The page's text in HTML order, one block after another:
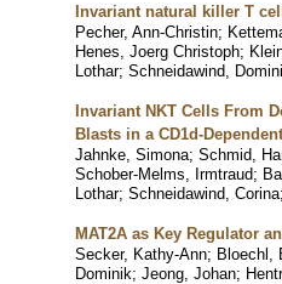
Invariant natural killer T
Pecher, Ann-Christin;
Henes, Joerg Christoph;
Lothar; Schneidawind,
Invariant NKT Cells From
Blasts in a CD1d-
Jahnke, Simona; Schmid,
Schober-Melms, Irmtraud;
Lothar; Schneidawind, Corina
MAT2A as Key Regulator
Secker, Kathy-Ann; Bloechl,
Dominik; Jeong, Johan;